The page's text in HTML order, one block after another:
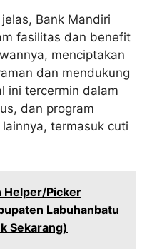
Bank Mandiri
fasilitas dan benefit
menciptakan
dan mendukung
ini tercermin dalam
dan program
termasuk cuti
Helper/Picker
Labuhanbatu
Sekarang)